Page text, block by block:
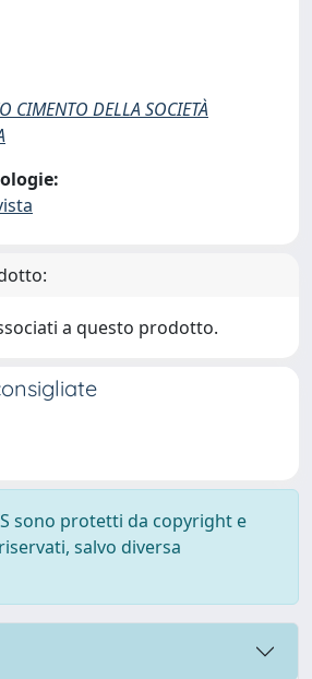
CIMENTO DELLA SOCIETÀ
a questo prodotto.
sono protetti da copyright e
salvo diversa